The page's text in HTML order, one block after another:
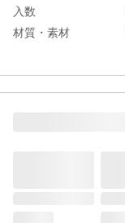
入数
材質・素材